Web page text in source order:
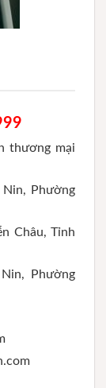
thương mại
Phường
Châu, Tỉnh
Phường